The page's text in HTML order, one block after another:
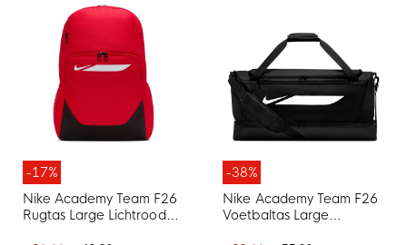
-17%
Nike Academy Team F26
Rugtas Large Lichtrood
-38%
Nike Academy Team F26
Voetbaltas Large